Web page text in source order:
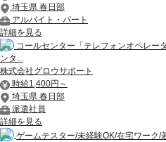
埼玉県 春日部
アルバイト・パート
詳細を見る
コールセンター「テレフォンオペレー
ンタ...
株式会社グロウサポート
時給1,400円～
埼玉県 春日部
派遣社員
詳細を見る
ゲームテスター/未経験OK/在宅ワーク/